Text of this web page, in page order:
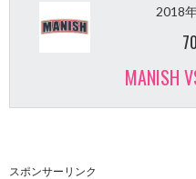
2018
70
MANISH
スポンサーリンク